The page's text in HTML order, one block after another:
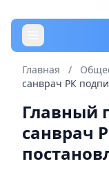
Главная /
санврач РК
Главный
санврач